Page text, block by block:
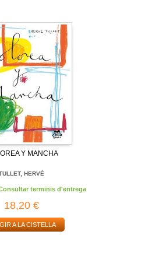
Y MANCHA
HERVÉ
terminis d'entrega
18,20 €
A LA CISTELLA